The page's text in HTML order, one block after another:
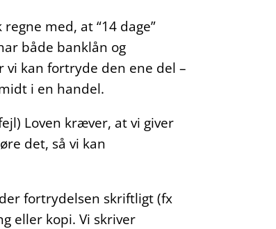
med, at “14 dage”
både banklån og
kan fortryde den ene del –
i en handel.
Loven kræver, at vi giver
det, så vi kan
fortrydelsen skriftligt (fx
eller kopi. Vi skriver